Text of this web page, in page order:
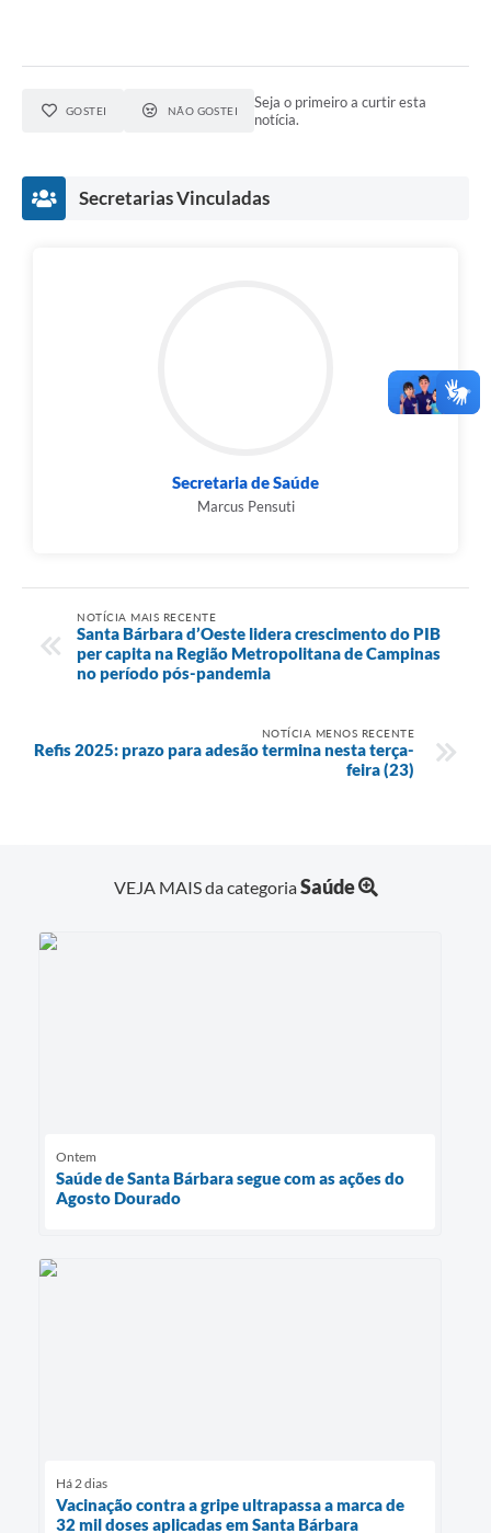
GOSTEI NÃO GOSTEI
Seja o primeiro a curtir esta
notícia.
Secretarias Vinculadas
Secretaria de Saúde
Marcus Pensuti
NOTÍCIA MAIS RECENTE
Santa Bárbara d’Oeste lidera crescimento do PIB
per capita na Região Metropolitana de Campinas
no período pós-pandemia
NOTÍCIA MENOS RECENTE
Refis 2025: prazo para adesão termina nesta terça-
feira (23)
VEJA MAIS da categoriaSaúde
Ontem
Saúde de Santa Bárbara segue com as ações do
Agosto Dourado
Há 2 dias
Vacinação contra a gripe ultrapassa a marca de
32 mil doses aplicadas em Santa Bárbara